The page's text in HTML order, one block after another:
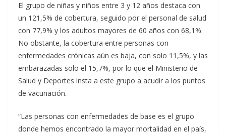
El grupo de niñas y niños entre 3 y 12 años destaca con
un 121,5% de cobertura, seguido por el personal de salud
con 77,9% y los adultos mayores de 60 años con 68,1%.
No obstante, la cobertura entre personas con
enfermedades crónicas aún es baja, con solo 11,5%, y las
embarazadas solo el 15,7%, por lo que el Ministerio de
Salud y Deportes insta a este grupo a acudir a los puntos
de vacunación.
“Las personas con enfermedades de base es el grupo
donde hemos encontrado la mayor mortalidad en el país,